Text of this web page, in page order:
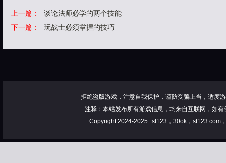
上一篇：
谈论法师必学的两个技能
下一篇：
玩战士必须掌握的技巧
拒绝盗版游戏，注意自我保护，谨防受骗上当，适度
注释：本站发布所有游戏信息，均来自互联网，如
Copyright 2024-2025
sf123，30ok，sf123.com